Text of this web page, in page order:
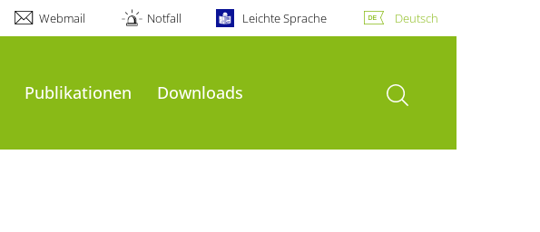
Webmail Notfall Leichte Sprache Deutsch
Publikationen Downloads Suche öffnen